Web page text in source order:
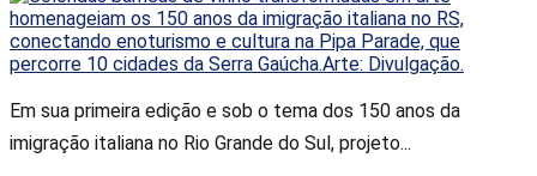
Em sua primeira edição e sob o tema dos 150 anos da
imigração italiana no Rio Grande do Sul, projeto...